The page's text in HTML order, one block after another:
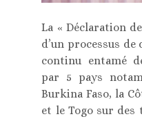
La « Déclaration
d’un processus
continu entamé
par 5 pays
Burkina Faso, la
et le Togo sur des